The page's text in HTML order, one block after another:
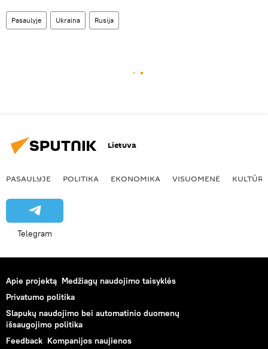
Pasaulyje Ukraina Rusija
Lietuva
PASAULYJE POLITIKA EKONOMIKA VISUOMENĖ KULTŪRA
Telegram
Apie projektą Medžiagų naudojimo taisyklės
Privatumo politika
Slapukų naudojimo bei automatinio duomenų
išsaugojimo politika
Feedback Kompanijos naujienos